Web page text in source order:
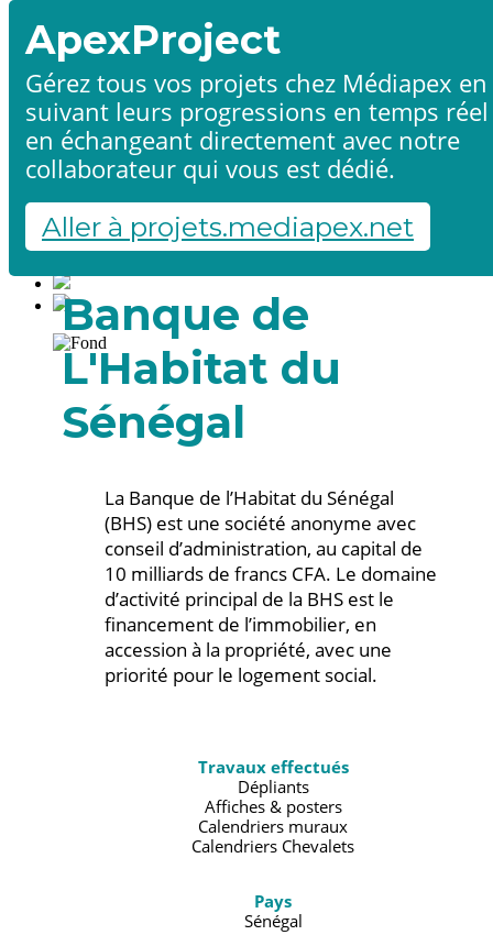
Accueil
Produits & services
Références
Contact
Démarrer un projet
Fr
English
Banque de
L'Habitat du
Sénégal
La Banque de l’Habitat du Sénégal
(BHS) est une société anonyme avec
conseil d’administration, au capital de
10 milliards de francs CFA. Le domaine
d’activité principal de la BHS est le
financement de l’immobilier, en
accession à la propriété, avec une
priorité pour le logement social.
Travaux effectués
Dépliants
Affiches & posters
Calendriers muraux
Calendriers Chevalets
Pays
Sénégal
ApexProject
Gérez tous vos projets chez Médiapex en
suivant leurs progressions en temps
en échangeant directement avec notre
collaborateur qui vous est dédié.
Aller à projets.mediapex.net